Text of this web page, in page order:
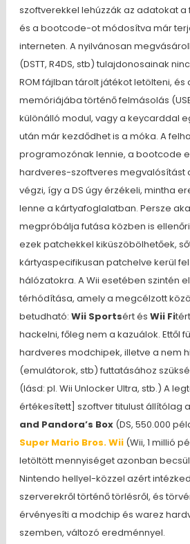
szoftverekkel lehúzzák az adatokat
és a bootcode-ot módosítva már
interneten. A nyilvánosan
(DSTT, R4DS, stb) tulajdonosainak
ROM fájlban tárolt játékot letölteni, és
memóriájába történő felmásolás
különálló modul, vagy a keycarddal
után már kezdődhet is a móka. A
programozónak lennie, a bootcode
hardveres-szoftveres megvalósítást
végzi, így a DS úgy érzékeli, mintha
lenne a kártyafoglalatban. Persze
megpróbálja futása közben is
ezek patchekkel kiküszöbölhetőek,
kártyaspecifikusan patchelve kerül
hálózatokra. A Wii esetében szintén
térhódítása, amely a megcélzott
betudható: Wii Sportsért és Wii Fi
hackelni, főleg nem a kazuálok. Ettől
hardveres modchipek, illetve a nem
(emulátorok, stb) futtatásához
(lásd: pl. Wii Unlocker Ultra, stb.) A
értékesített] szoftver titulust állítólag a
and Pandora’s Box(DS, 550.000
Super Mario Bros. Wii(Wii, 1 millió
letöltött mennyiséget azonban
Nintendo hellyel-közzel azért
szerverekről történő törlésről, és
érvényesíti a modchip és warez
szemben, változó eredménnyel.